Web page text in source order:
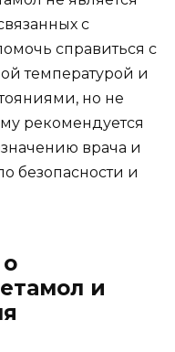
с
справиться с
температурой и
но не
рекомендуется
врача и
безопасности и
и